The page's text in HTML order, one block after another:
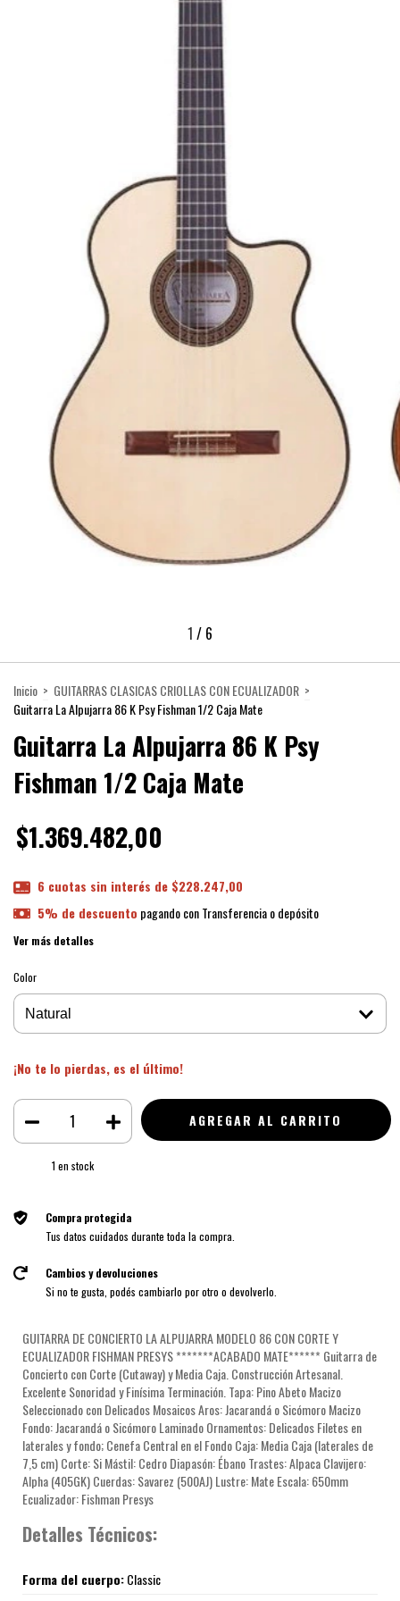
1 / 6
Inicio > GUITARRAS CLASICAS CRIOLLAS CON ECUALIZADOR >
Guitarra La Alpujarra 86 K Psy Fishman 1/2 Caja Mate
Guitarra La Alpujarra 86 K Psy
Fishman 1/2 Caja Mate
$1.369.482,00
6 cuotas sin interés de $228.247,00
5% de descuento pagando con Transferencia o depósito
Ver más detalles
Color
¡No te lo pierdas, es el último!
1 en stock
Compra protegida
Tus datos cuidados durante toda la compra.
Cambios y devoluciones
Si no te gusta, podés cambiarlo por otro o devolverlo.
GUITARRA DE CONCIERTO LA ALPUJARRA MODELO 86 CON CORTE Y
ECUALIZADOR FISHMAN PRESYS *******ACABADO MATE****** Guitarra de
Concierto con Corte (Cutaway) y Media Caja. Construcción Artesanal.
Excelente Sonoridad y Finísima Terminación. Tapa: Pino Abeto Macizo
Seleccionado con Delicados Mosaicos Aros: Jacarandá o Sicómoro Macizo
Fondo: Jacarandá o Sicómoro Laminado Ornamentos: Delicados Filetes en
laterales y fondo; Cenefa Central en el Fondo Caja: Media Caja (laterales de
7,5 cm) Corte: Si Mástil: Cedro Diapasón: Ébano Trastes: Alpaca Clavijero:
Alpha (405GK) Cuerdas: Savarez (500AJ) Lustre: Mate Escala: 650mm
Ecualizador: Fishman Presys
Detalles Técnicos:
Forma del cuerpo:Classic